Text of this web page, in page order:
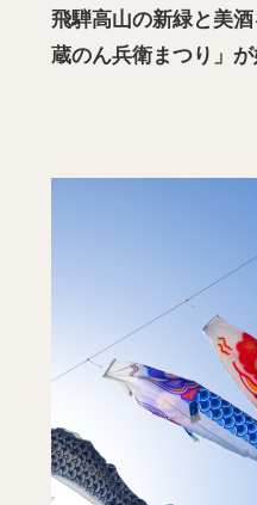
飛騨高山の新緑と美
蔵のん兵衛まつり」が